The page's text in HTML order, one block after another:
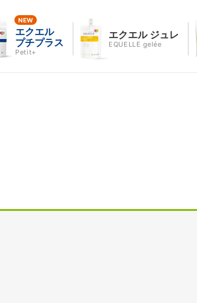
エクエル
プチプラス
Petit+
エクエル ジュレ
EQUELLE gelée